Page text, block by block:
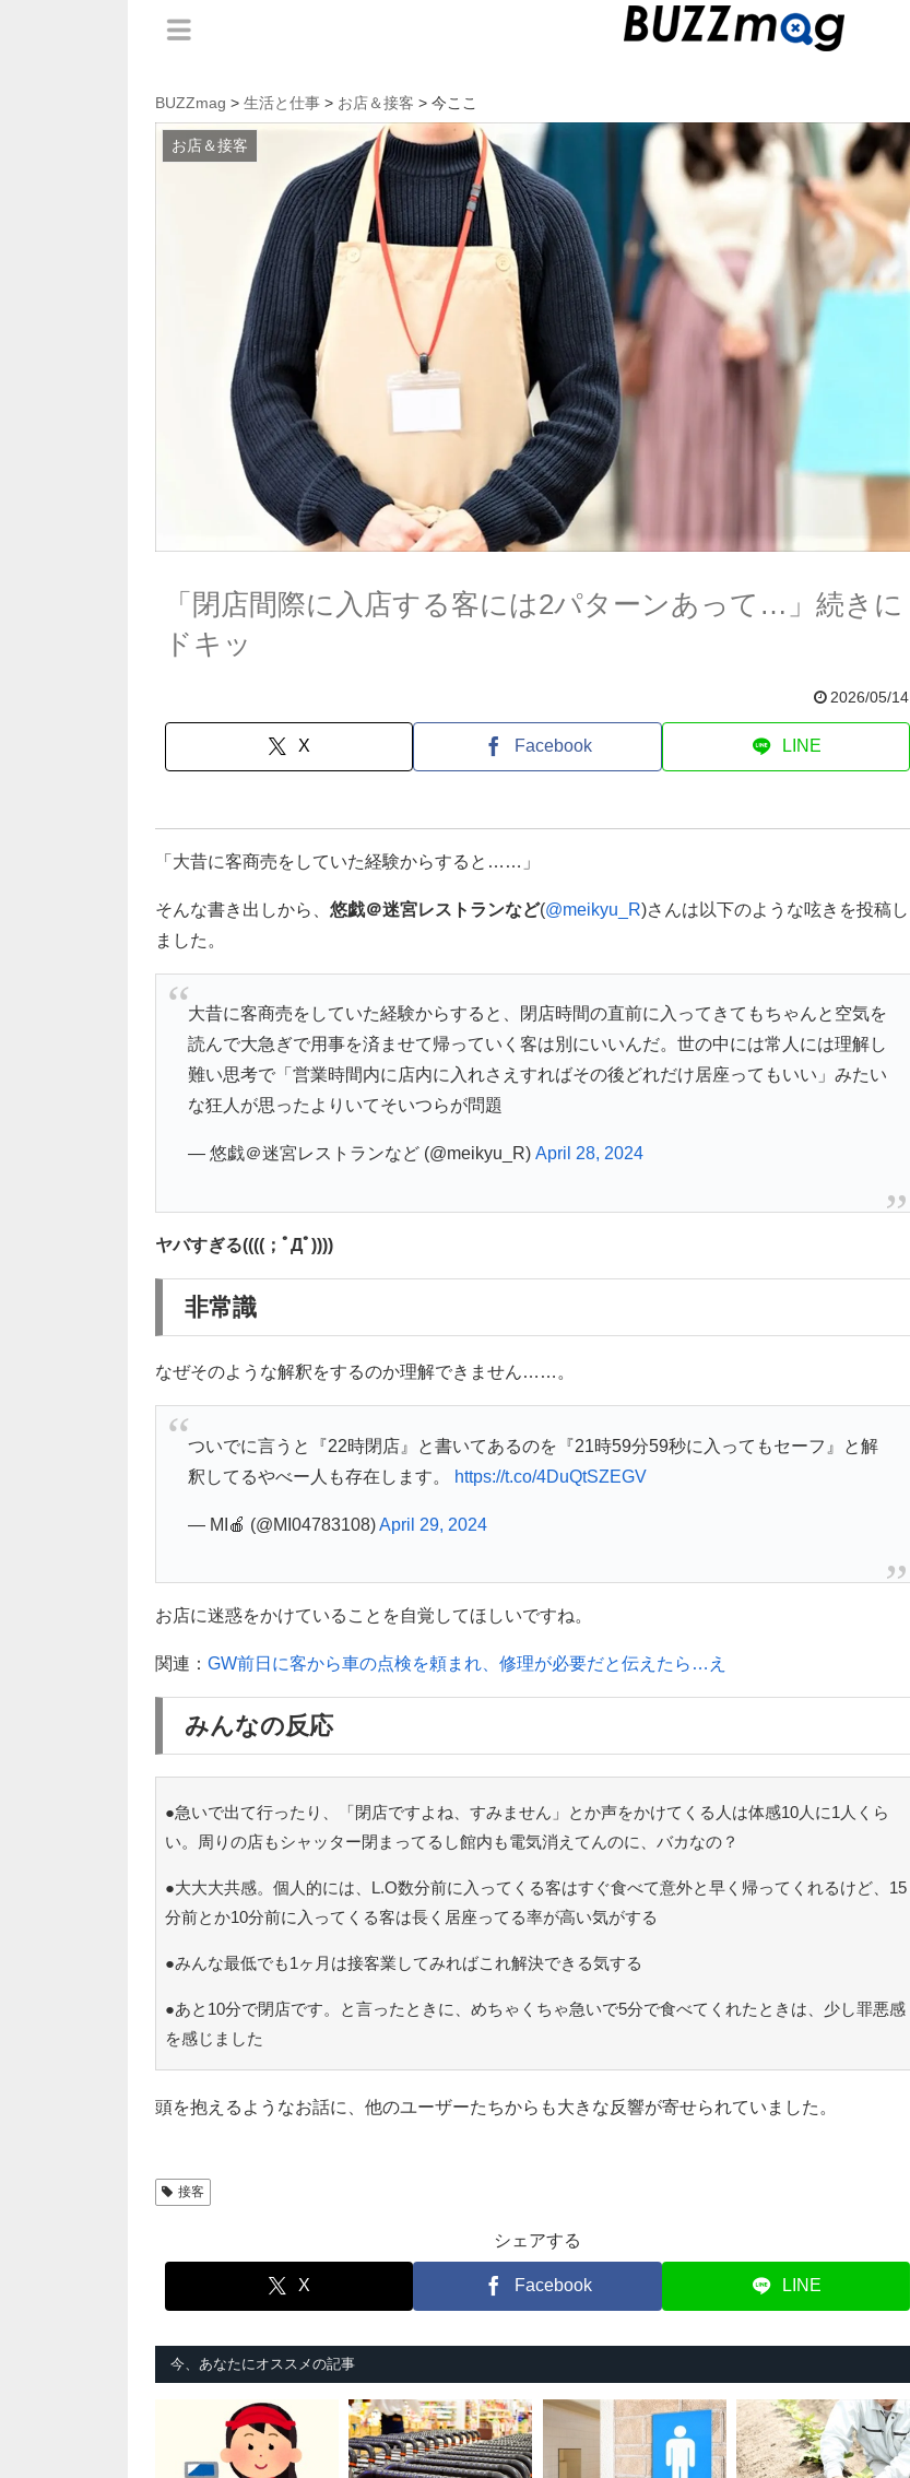
BUZZmag > 生活と仕事 > お店＆接客 > 今ここ
お店＆接客
「閉店間際に入店する客には2パターンあって…」続きに
ドキッ
2026/05/14
X Facebook LINE
「大昔に客商売をしていた経験からすると……」
そんな書き出しから、 悠戯＠迷宮レストランなど(@meikyu_R)さんは以下のような呟きを投稿し
ました。
大昔に客商売をしていた経験からすると、閉店時間の直前に入ってきてもちゃんと空気を
読んで大急ぎで用事を済ませて帰っていく客は別にいいんだ。世の中には常人には理解し
難い思考で「営業時間内に店内に入れさえすればその後どれだけ居座ってもいい」みたい
な狂人が思ったよりいてそいつらが問題
— 悠戯＠迷宮レストランなど (@meikyu_R) April 28, 2024
ヤバすぎる((((；ﾟДﾟ))))
非常識
なぜそのような解釈をするのか理解できません……。
ついでに言うと『22時閉店』と書いてあるのを『21時59分59秒に入ってもセーフ』と解
釈してるやべー人も存在します。
https://t.co/4DuQtSZEGV
— MI🍎 (@MI04783108)April 29, 2024
お店に迷惑をかけていることを自覚してほしいですね。
関連： GW前日に客から車の点検を頼まれ、修理が必要だと伝えたら…え
みんなの反応
●急いで出て行ったり、「閉店ですよね、すみません」とか声をかけてくる人は体感10人に1人くら
い。周りの店もシャッター閉まってるし館内も電気消えてんのに、バカなの？
●大大大共感。個人的には、L.O数分前に入ってくる客はすぐ食べて意外と早く帰ってくれるけど、15
分前とか10分前に入ってくる客は長く居座ってる率が高い気がする
●みんな最低でも1ヶ月は接客業してみればこれ解決できる気する
●あと10分で閉店です。と言ったときに、めちゃくちゃ急いで5分で食べてくれたときは、少し罪悪感
を感じました
頭を抱えるようなお話に、他のユーザーたちからも大きな反響が寄せられていました。
接客
シェアする
X Facebook LINE
今、あなたにオススメの記事